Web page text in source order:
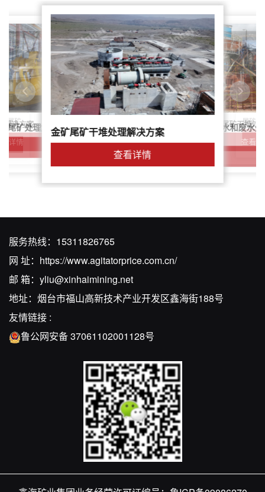
尾矿
解决方案
详情
尾矿处理解决方案简介金矿尾矿干堆处理解决方案
查看详情
鑫海尾矿处理系统：尾矿水和废水
解决方案
针对稀土尾矿干堆处
查看
尾矿干
服务热线： 15311826765
网 址： https://www.agitatorprice.com.cn/
邮 箱： yliu@xinhaimining.net
地址：烟台市福山高新技术产业开发区鑫海街188号
友情链接 :
鲁公网安备 37061102001128号